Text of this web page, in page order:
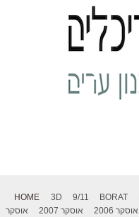
HOME 3D 9/11 BORAT
אוסקר 2006 אוסקר 2007
אוסקר